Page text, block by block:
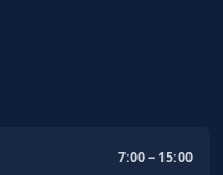
7:00 – 15:00